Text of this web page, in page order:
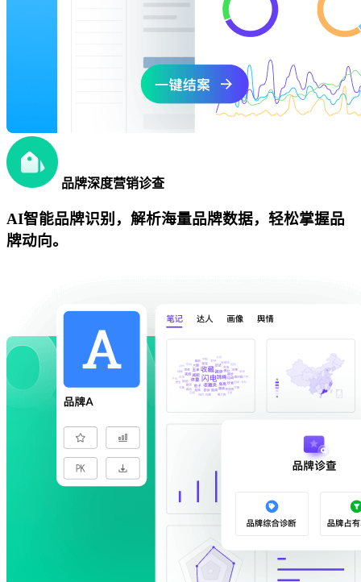
品牌深度营销诊查
AI智能品牌识别，解析海量品牌数据，轻松掌握品
牌动向。